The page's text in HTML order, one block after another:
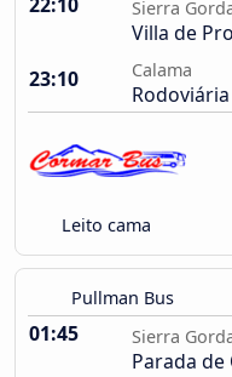
Sierra
Villa de
23:10
Calama
Leito cama
Pullman Bus
01:45 Sierra
Parada de